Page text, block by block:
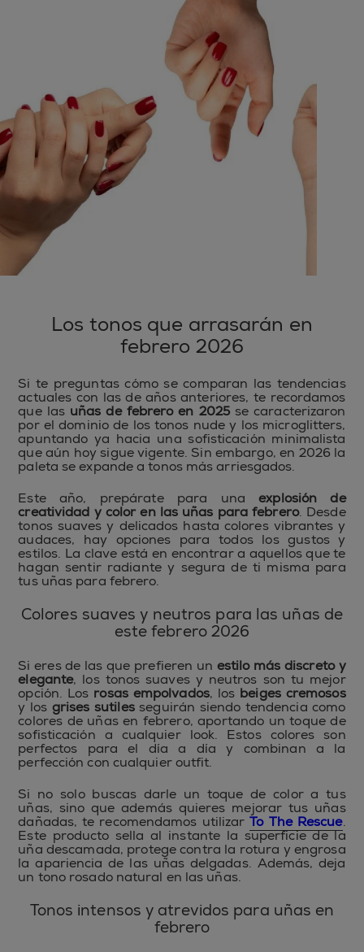
Los tonos que arrasarán en
febrero 2026
Si te preguntas cómo se comparan las tendencias
actuales con las de años anteriores, te recordamos
que las uñas de febrero en 2025se caracterizaron
por el dominio de los tonos nude y los microglitters,
apuntando ya hacia una sofisticación minimalista
que aún hoy sigue vigente. Sin embargo, en 2026 la
paleta se expande a tonos más arriesgados.
Este año, prepárate para unaexplosión de
creatividad y color en las uñas para febrero. Desde
tonos suaves y delicados hasta colores vibrantes y
audaces, hay opciones para todos los gustos y
estilos. La clave está en encontrar a aquellos que te
hagan sentir radiante y segura de ti misma para
tus uñas para febrero.
Colores suaves y neutros para las uñas de
este febrero 2026
Si eres de las que prefieren un estilo más discreto y
elegante, los tonos suaves y neutros son tu mejor
opción. Los rosas empolvados, los beiges cremosos
y los grises sutilesseguirán siendo tendencia como
colores de uñas en febrero, aportando un toque de
sofisticación a cualquier look. Estos colores son
perfectos para el día a día y combinan a la
perfección con cualquier outfit.
Si no solo buscas darle un toque de color a tus
uñas, sino que además quieres mejorar tus uñas
dañadas, te recomendamos utilizarTo The Rescue.
Este producto sella al instante la superficie de la
uña descamada, protege contra la rotura y engrosa
la apariencia de las uñas delgadas. Además, deja
un tono rosado natural en las uñas.
Tonos intensos y atrevidos para uñas en
febrero